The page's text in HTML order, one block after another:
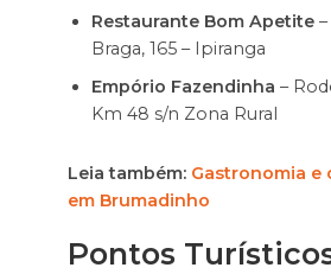
Restaurante Bom Apetite–
Braga, 165 – Ipiranga
Empório Fazendinha –
Km 48 s/n Zona Rural
Leia também: Gastronomia e
em Brumadinho
Pontos